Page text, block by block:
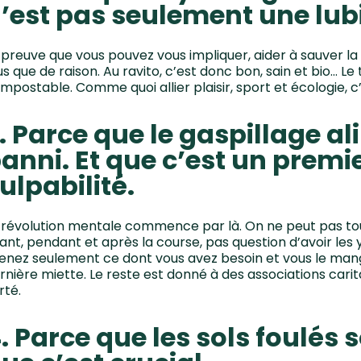
pas seulement une
preuve que vous pouvez vous impliquer, aider à sauver
que de raison. Au ravito, c’est donc bon, sain et bio…
Comme quoi allier plaisir, sport et écologie,
Parce que le gaspillage
Et que c’est un
révolution mentale commence par là. On ne peut pas
pendant et après la course, pas question d’avoir les
seulement ce dont vous avez besoin et vous le
miette. Le reste est donné à des associations
Parce que les sols foulés